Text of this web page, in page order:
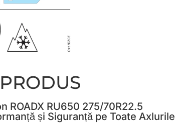
ROADX RU650 275/70R22.5
și Siguranță pe Toate Axlurile